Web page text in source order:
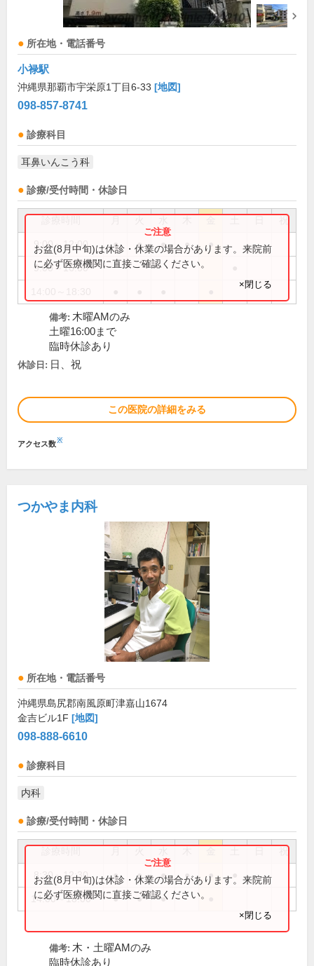
所在地・電話番号
小禄駅
沖縄県那覇市宇栄原1丁目6-33 [地図]
098-857-8741
診療科目
耳鼻いんこう科
診療/受付時間・休診日
祝
9:00～12:00 ● ● ● ● ●
9:00～16:00
お盆(8月中旬)は休診・休業の場合があります。来院前
に必ず医療機関に直接ご確認ください。
×閉じる
備考: 木曜AMのみ
土曜16:00まで
臨時休診あり
休診日: 日、祝
この医院の詳細をみる
アクセス数※
つかやま内科
所在地・電話番号
沖縄県島尻郡南風原町津嘉山1674
金吉ビル1F [地図]
098-888-6610
診療科目
内科
診療/受付時間・休診日
祝
8:30～12:30 ● ● ● ● ●
14:00～18:00 ● ● ●
お盆(8月中旬)は休診・休業の場合があります。来院前
に必ず医療機関に直接ご確認ください。
×閉じる
備考: 木・土曜AMのみ
臨時休診あり